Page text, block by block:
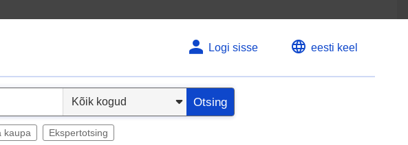
Logi sisse eesti keel
Otsing
kaupa Ekspertotsing